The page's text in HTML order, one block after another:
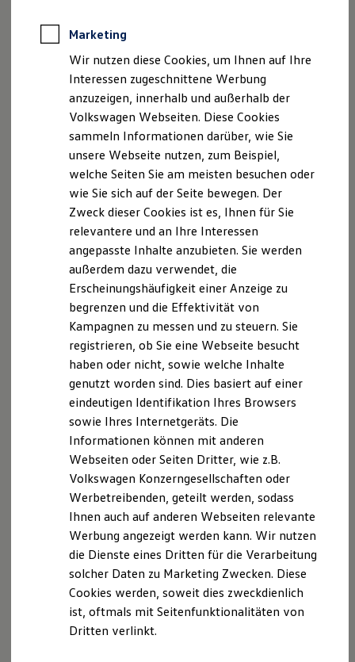
Der ID.7
Der ID.7 GTX
Der ID.7 Tourer
Der ID.7 GTX Tourer
Der ID. Buzz
Der neue ID. Cross
Elektrofahrzeugkonzepte
ID. EVERY1
Reichweite der ID. Modelle
Reichweite im Winter
Rekuperation
Laden unterwegs
Laden Zuhause
Ladestationen finden
Ladezeitensimulator
Batterie
Sicherheit
Garantie und Lebensdauer
Technologie
Kosten und Kauf
Verbrauchskosten
Kaufoptionen
E-Auto-Förderung
Software und Konnektivität
Die ID. Software 6
ID. Software Versionen und Updates
Digitale Extras
Schnittstellen zu Ihrem ID.
Hybridautos
Marke und Erlebnis
Volkswagen R und R Experience
R-Modelle
R Experience
Driving Experience
Volkswagen entdecken
Werkbesichtigung
Factory visit
T-Roc Kollektion
Golf Kollektion
Register-Nr. D-D2UK-U46Y8-92
www.vermittlerregister.info)Gebundener
Versicherungsvertreter nach § 34d Abs. 4 GewO
Aufsichtsbehörde:
IHK für München und Oberbayern
Balanstraße 55-59
81541 München
Hinweis gemäß § 36
Verbraucherstreitbeilegungsgesetz (VSBG)
„Wir sind zur Teilnahme an einem
Streitbeilegungsverfahren vor einer
Verbraucherschlichtungsstelle weder bereit noch dazu
verpflichtet.“
Unser Datenschutzbeauftragter:
Projekt 29 GmbH & Co.KG
Herr Matthias Baumgartner
Ostengasse 14
93047 Regensburg
m.baumgartner@projekt29.de
www.projekt29.de
Datenschutzerklärung
A. Verantwortlicher
Wir freuen uns, dass Sie unsere Webseite der Auto
Bierschneider GmbH, Alois-Senefelder-Str. 17, 92318
Neumarkt,info.neumarkt@bierschneider.de
Marketing
Wir nutzen diese Cookies, um Ihnen auf Ihre
Interessen zugeschnittene Werbung
anzuzeigen, innerhalb und außerhalb der
Volkswagen Webseiten. Diese Cookies
sammeln Informationen darüber, wie Sie
unsere Webseite nutzen, zum Beispiel,
welche Seiten Sie am meisten besuchen oder
wie Sie sich auf der Seite bewegen. Der
Zweck dieser Cookies ist es, Ihnen für Sie
relevantere und an Ihre Interessen
angepasste Inhalte anzubieten. Sie werden
außerdem dazu verwendet, die
Erscheinungshäufigkeit einer Anzeige zu
begrenzen und die Effektivität von
Kampagnen zu messen und zu steuern. Sie
registrieren, ob Sie eine Webseite besucht
haben oder nicht, sowie welche Inhalte
genutzt worden sind. Dies basiert auf einer
eindeutigen Identifikation Ihres Browsers
sowie Ihres Internetgeräts. Die
Informationen können mit anderen
Webseiten oder Seiten Dritter, wie z.B.
Volkswagen Konzerngesellschaften oder
Werbetreibenden, geteilt werden, sodass
Ihnen auch auf anderen Webseiten relevante
Werbung angezeigt werden kann. Wir nutzen
die Dienste eines Dritten für die Verarbeitung
solcher Daten zu Marketing Zwecken. Diese
Cookies werden, soweit dies zweckdienlich
ist, oftmals mit Seitenfunktionalitäten von
Dritten verlinkt.